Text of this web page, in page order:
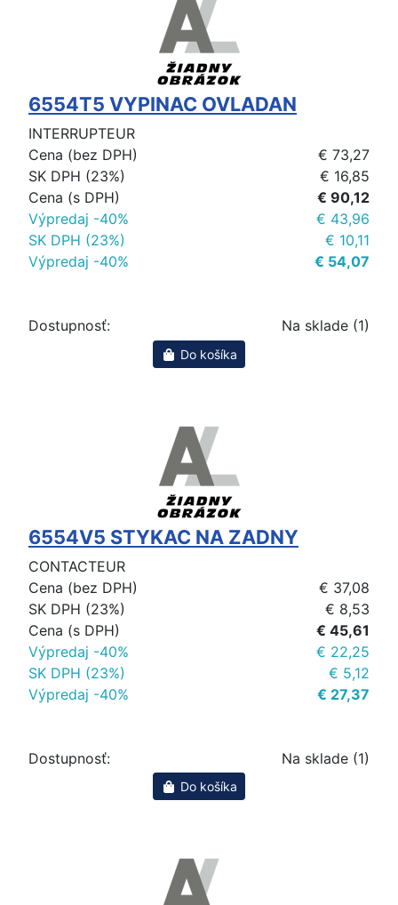
6554T5 VYPINAC OVLADAN
INTERRUPTEUR
Cena (bez DPH)
€ 73,27
SK DPH (23%)
€ 16,85
Cena (s DPH)
€ 90,12
Výpredaj -40%
€ 43,96
SK DPH (23%)
€ 10,11
Výpredaj -40%
€ 54,07
Dostupnosť: Na sklade (1)
Do košíka
6554V5 STYKAC NA ZADNY
CONTACTEUR
Cena (bez DPH)
€ 37,08
SK DPH (23%)
€ 8,53
Cena (s DPH)
€ 45,61
Výpredaj -40%
€ 22,25
SK DPH (23%)
€ 5,12
Výpredaj -40%
€ 27,37
Dostupnosť: Na sklade (1)
Do košíka